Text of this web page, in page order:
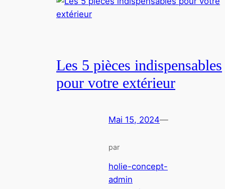
Les 5 pièces indispensables
pour votre extérieur
Mai 15, 2024—
par
holie-concept-
admin